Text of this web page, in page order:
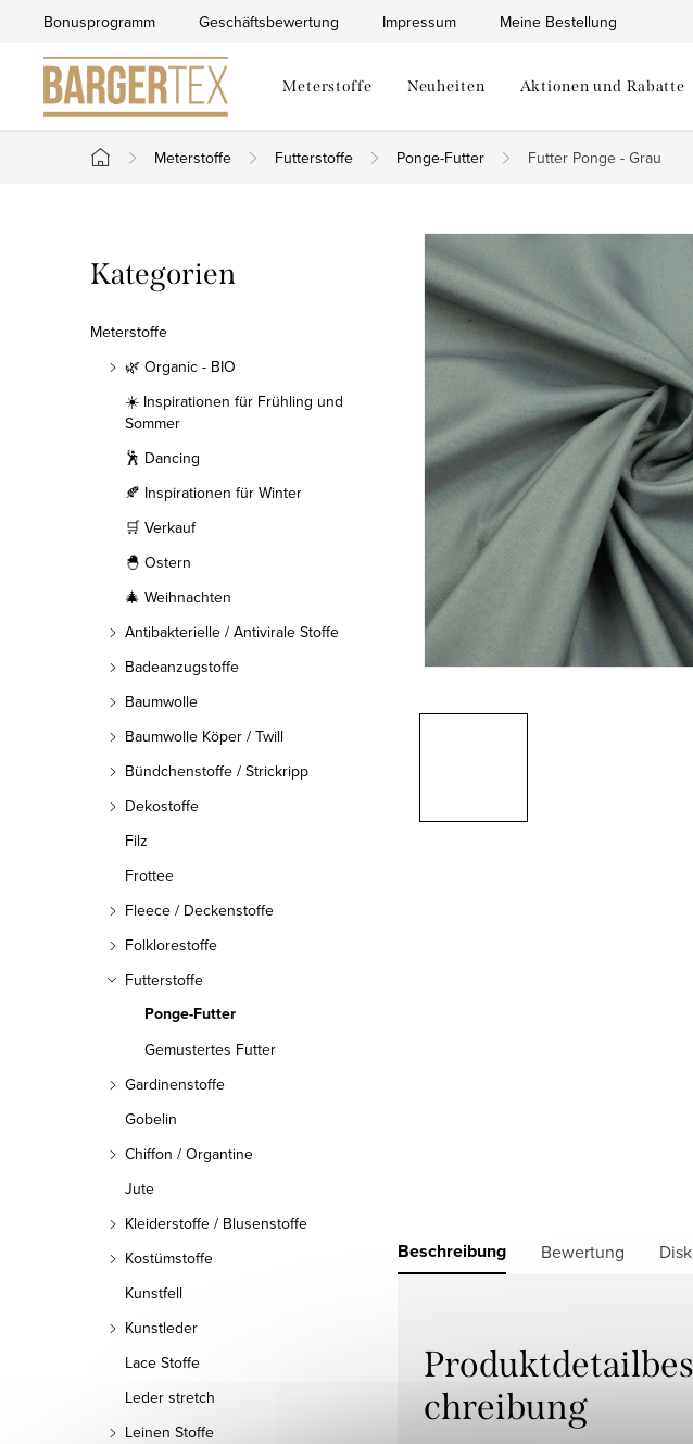
springen
Bonusprogramm Geschäftsbewertung Impressum Meine Bestellung
Meterstoffe Neuheiten Aktionen und Rabatte
Startseite
Meterstoffe Futterstoffe Ponge-Futter Futter Ponge - Grau
e
i
Kategorien
überspringen
Kategorien
Meterstoffe
🌿 Organic - BIO
☀️ Inspirationen für Frühling und
Sommer
🕺 Dancing
🍂 Inspirationen für Winter
🛒 Verkauf
🐣 Ostern
🎄 Weihnachten
Antibakterielle / Antivirale Stoffe
Badeanzugstoffe
Baumwolle
Baumwolle Köper / Twill
Bündchenstoffe / Strickripp
Dekostoffe
Filz
Frottee
Fleece / Deckenstoffe
Folklorestoffe
Futterstoffe
Ponge-Futter
Gemustertes Futter
Gardinenstoffe
Gobelin
Chiffon / Organtine
Jute
Kleiderstoffe / Blusenstoffe
Kostümstoffe
Kunstfell
Kunstleder
Lace Stoffe
Leder stretch
Leinen Stoffe
Beschreibung Bewertung
Produktdetailbes
chreibung